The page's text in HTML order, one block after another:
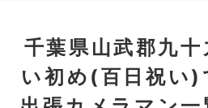
千葉県山武郡九
い初め(百日祝い)